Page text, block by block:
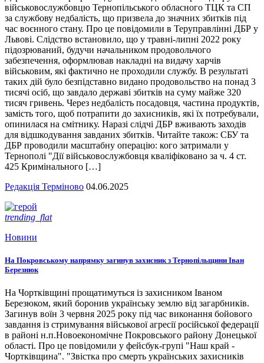
військовослужбовцю Тернопільського обласного ТЦК та СП
за службову недбалість, що призвела до значних збитків під
час воєнного стану. Про це повідомили в Теруправлінні ДБР у
Львові. Слідство встановило, що у травні-липні 2022 року
підозрюваний, будучи начальником продовольчого
забезпечення, оформлював накладні на видачу харчів
військовим, які фактично не проходили службу. В результаті
таких дій було безпідставно видано продовольство на понад 3
тисячі осіб, що завдало державі збитків на суму майже 320
тисяч гривень. Через недбалість посадовця, частина продуктів,
замість того, щоб потрапити до захисників, які їх потребували,
опинилася на смітнику. Наразі слідчі ДБР вживають заходів
для відшкодування завданих збитків. Читайте також: СБУ та
ДБР проводили масштабну операцію: кого затримали у
Тернополі "Дії військовослужбовця кваліфіковано за ч. 4 ст.
425 Кримінального […]
Редакція Терміново 04.06.2025
trending_flat
Новини
На Покровському напрямку загинув захисник з Тернопільщини Іван
Березнюк
На Чортківщині прощатимуться із захисником Іваном
Березюком, який боронив українську землю від загарбників.
Загинув воїн 3 червня 2025 року під час виконання бойового
завдання із стримування військової агресії російської федерації
в районі н.п.Новоекономічне Покровського району Донецької
області. Про це повідомили у фейсбук-групі "Наш край -
Чортківщина". "Звістка про смерть українських захисників